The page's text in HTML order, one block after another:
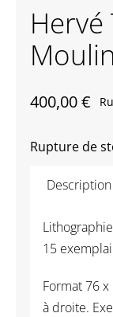
Hervé
400,00€
Rupture de
Description
15
Format 76
à droite.